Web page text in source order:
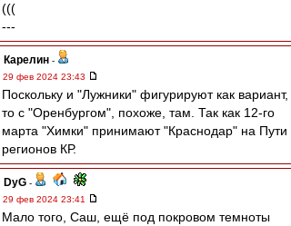
(((
---
Карелин -
29 фев 2024 23:43
Поскольку и "Лужники" фигурируют как вариант,
то с "Оренбургом", похоже, там. Так как 12-го
марта "Химки" принимают "Краснодар" на Пути
регионов КР.
DyG -
29 фев 2024 23:41
Мало того, Саш, ещё под покровом темноты